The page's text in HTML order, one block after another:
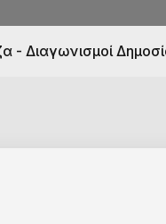
- Διαγωνισμοί